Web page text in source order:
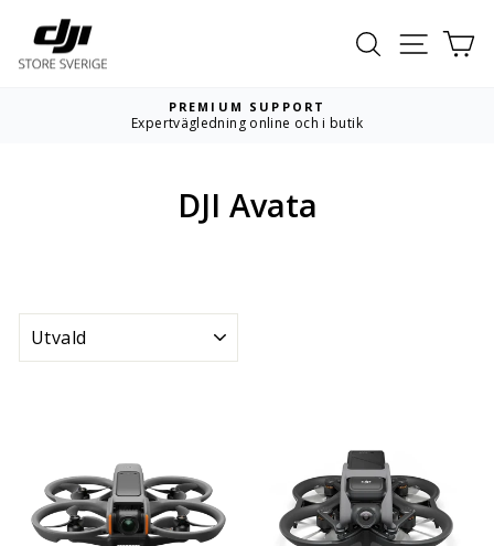
innehållet
Sök
Pausa
PREMIUM SUPPORT
Expertvägledning online och i butik
DJI Avata
SORTERA